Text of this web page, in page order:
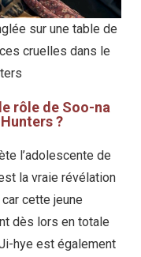
sur une table de
cruelles dans le
rôle de Soo-na
?
l’adolescente de
la vraie révélation
car cette jeune
dès lors en totale
hye est également